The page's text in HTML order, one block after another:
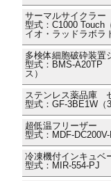
サーマルサイクラー
型式：C1000 Touch
イオ・ラッドラボラ
多検体細胞破砕装置
型式：BMS-A20TP
ス）
ステンレス薬品庫
型式：GF-3BE1W（
超低温フリーザー
型式：MDF-
冷凍機付インキュ
型式：MIR-554-PJ